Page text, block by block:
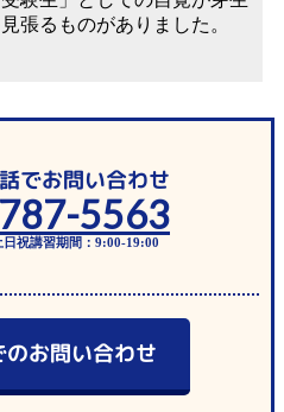
張るものがありました。
でお問い合わせ
5563
祝講習期間：9:00-19:00
のお問い合わせ